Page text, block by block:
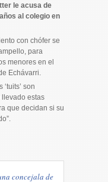
le acusa de
al colegio en
con chófer se
para
menores en el
Echávarri.
son
llevado estas
que decidan si su
concejala de